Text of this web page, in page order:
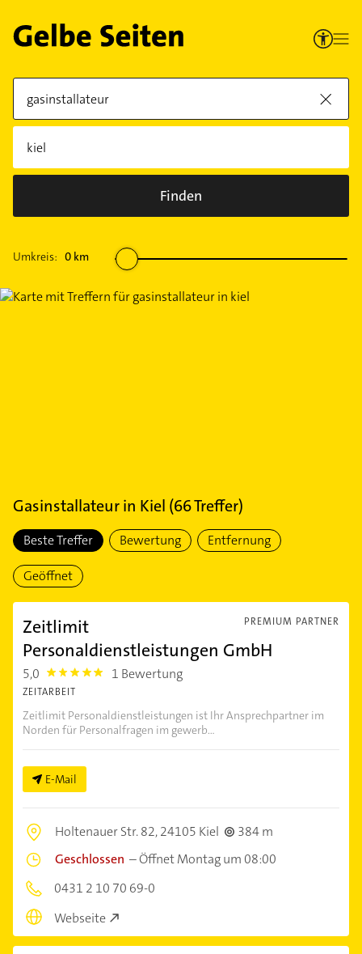
Finden
Umkreis: 0 km
Gasinstallateurin Kiel (66Treffer)
Beste Treffer Bewertung Entfernung
Geöffnet
PREMIUM PARTNER
Zeitlimit
Personaldienstleistungen GmbH
5,0 5.0 1 Bewertung
ZEITARBEIT
Zeitlimit Personaldienstleistungen ist Ihr Ansprechpartner im
Norden für Personalfragen im gewerb...
E-Mail
Holtenauer Str. 82,24105 Kiel
384 m
Geschlossen –Öffnet Montag um 08:00
0431 2 10 70 69-0
Webseite